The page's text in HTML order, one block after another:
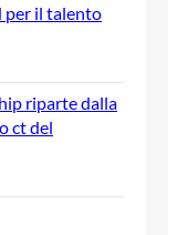
per il talento
riparte dalla
ct del